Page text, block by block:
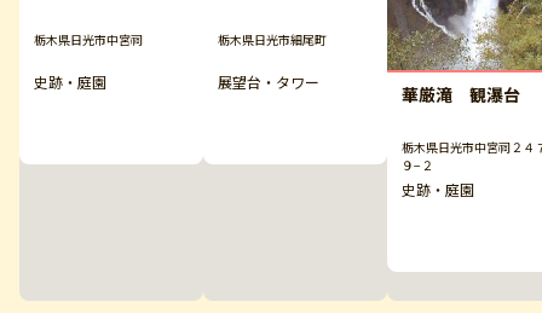
栃木県日光市中宮祠
史跡・庭園
栃木県日光市細尾町
展望台・タワー
華厳滝 観瀑台
栃木県日光市中宮祠２４
９−２
史跡・庭園